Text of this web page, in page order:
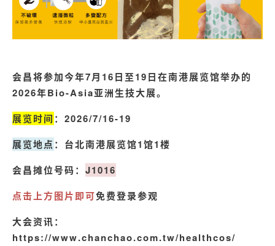
会昌将参加今年7月16日至19日在南港展览馆举办的
2026年Bio-Asia亚洲生技大展。
展览时间 ：2026/7/16-19
展览地点 ：台北南港展览馆1馆1楼
会昌摊位号码： J1016
点击上方图片即可免费登录参观
大会资讯：
https://www.chanchao.com.tw/healthcos/